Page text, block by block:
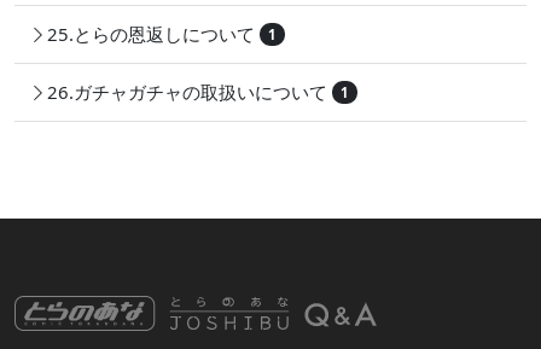
25.とらの恩返しについて 1
26.ガチャガチャの取扱いについて 1